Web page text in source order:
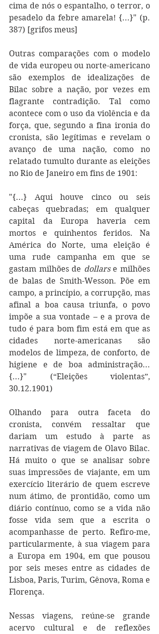
cima de nós o espantalho, o terror, o
pesadelo da febre amarela! {...}" (p.
387) [grifos meus]
Outras comparações com o modelo
de vida europeu ou norte-americano
são exemplos de idealizações de
Bilac sobre a nação, por vezes em
flagrante contradição. Tal como
acontece com o uso da violência e da
força, que, segundo a fina ironia do
cronista, são legítimas e revelam o
avanço de uma nação, como no
relatado tumulto durante as eleições
no Rio de Janeiro em fins de 1901:
"{...} Aqui houve cinco ou seis
cabeças quebradas; em qualquer
capital da Europa haveria cem
mortos e quinhentos feridos. Na
América do Norte, uma eleição é
uma rude campanha em que se
gastam milhões de dollars e milhões
de balas de Smith-Wesson. Põe em
campo, a princípio, a corrupção, mas
afinal a boa causa triunfa, o povo
impõe a sua vontade – e a prova de
tudo é para bom fim está em que as
cidades norte-americanas são
modelos de limpeza, de conforto, de
higiene e de boa administração...
{...}" (“Eleições violentas”,
30.12.1901)
Olhando para outra faceta do
cronista, convém ressaltar que
dariam um estudo à parte as
narrativas de viagem de Olavo Bilac.
Há muito o que se analisar sobre
suas impressões de viajante, em um
exercício literário de quem escreve
num átimo, de prontidão, como um
diário contínuo, como se a vida não
fosse vida sem que a escrita o
acompanhasse de perto. Refiro-me,
particularmente, à sua viagem para
a Europa em 1904, em que pousou
por seis meses entre as cidades de
Lisboa, Paris, Turim, Gênova, Roma e
Florença.
Nessas viagens, reúne-se grande
acervo cultural e de reflexões